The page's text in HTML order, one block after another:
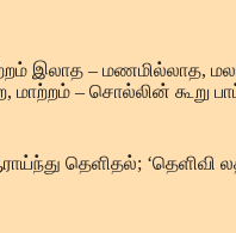
இலாத – மணமில்லாத,
– சொல்லின் கூறு
‘தெளிவி